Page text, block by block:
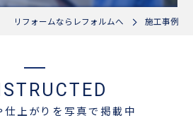
リフォームならレフォルムへ 施工事例
仕上がりを写真で掲載中